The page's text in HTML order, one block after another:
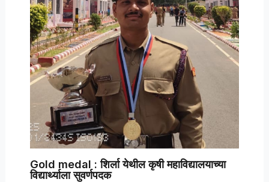
Gold medal : शिर्ला येथील कृषी महाविद्यालयाच्या
विद्यार्थ्याला सुवर्णपदक